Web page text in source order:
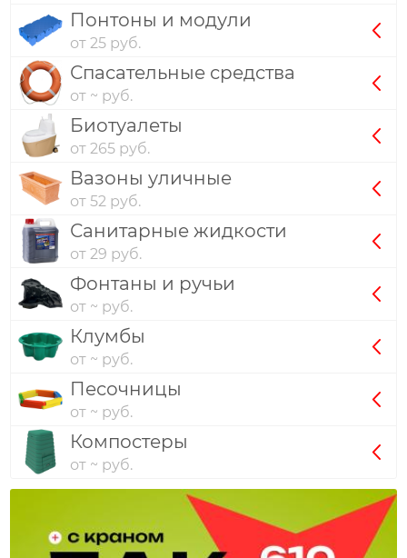
Понтоны и модули
от 25 руб.
Спасательные средства
от ~ руб.
Биотуалеты
от 265 руб.
Вазоны уличные
от 52 руб.
Санитарные жидкости
от 29 руб.
Фонтаны и ручьи
от ~ руб.
Клумбы
от ~ руб.
Песочницы
от ~ руб.
Компостеры
от ~ руб.